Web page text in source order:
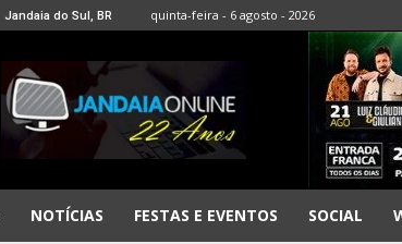
Jandaia do Sul, BR quinta-feira - 6 agosto - 2026
Jandaia
Online
NOTÍCIAS FESTAS E EVENTOS SOCIAL